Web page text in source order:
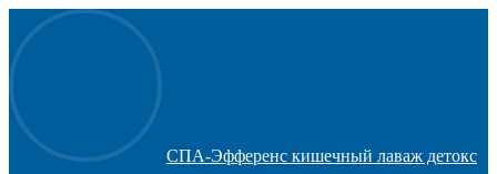
СПА-Эфференс кишечный лаваж детокс